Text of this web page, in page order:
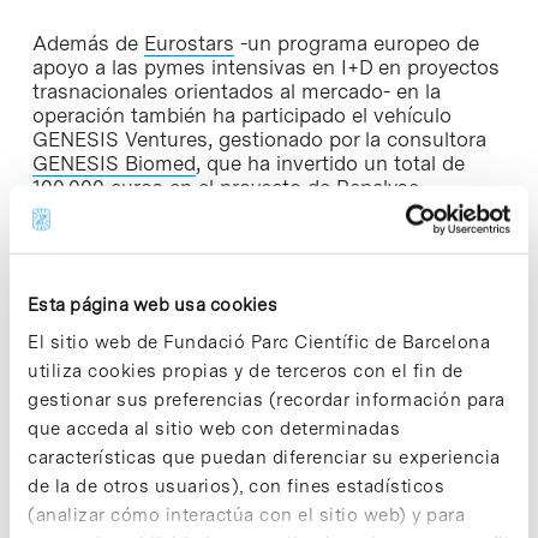
Esta página web usa cookies
El sitio web de Fundació Parc Científic de Barcelona
utiliza cookies propias y de terceros con el fin de
gestionar sus preferencias (recordar información para
que acceda al sitio web con determinadas
características que puedan diferenciar su experiencia
de la de otros usuarios), con fines estadísticos
(analizar cómo interactúa con el sitio web) y para
Además de Eurostars -un programa europeo de
apoyo a las pymes intensivas en I+D en proyectos
trasnacionales orientados al mercado- en la
operación también ha participado el vehículo
GENESIS Ventures, gestionado por la consultora
GENESIS Biomed, que ha invertido un total de
100.000 euros en el proyecto de Renalyse.
Constituido en 2017 por un total de 2,5 M€, su
objetivo fue la inversión de tickets de 25.000-
100.000 € en proyectos early-stage del sector
«Renalyse representa una gran apuesta para
nuestro portafolio de compañías participadas,
desarrollando un dispositivo de diagnóstico que
cambiará la gestión clínica de los pacientes con
fallo renal crónico. Además, el hecho de que se
una la Fundación Botín a este proyecto, sumado a
instituciones ya presentes como el Hospital Clínic
o BStartup Health, nos confirma que Renalyse es
una apuesta ganadora. Entramos a formar parte